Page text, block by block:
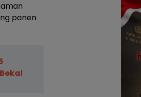
panen